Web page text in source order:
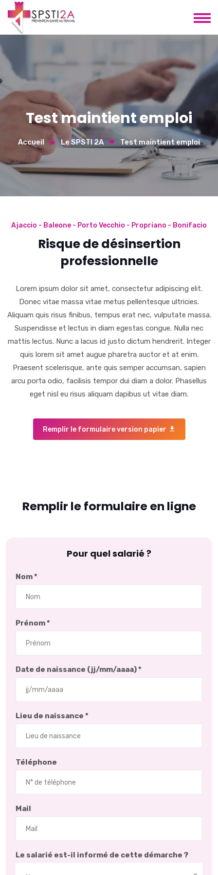
Test maintient emploi
Accueil Le SPSTI 2A Test maintient emploi
Ajaccio - Baleone - Porto Vecchio - Propriano - Bonifacio
Risque de désinsertion
professionnelle
Lorem ipsum dolor sit amet, consectetur adipiscing elit.
Donec vitae massa vitae metus pellentesque ultricies.
Aliquam quis risus finibus, tempus erat nec, vulputate massa.
Suspendisse et lectus in diam egestas congue. Nulla nec
mattis lectus. Nunc a lacus id justo dictum hendrerit. Integer
quis lorem sit amet augue pharetra auctor et at enim.
Praesent scelerisque, ante quis semper accumsan, sapien
arcu porta odio, facilisis tempor dui diam a dolor. Phasellus
eget nisl eu risus aliquam dapibus ut vitae diam.
Remplir le formulaire version papier
Remplir le formulaire en ligne
Pour quel salarié ?
Nom *
Prénom *
Date de naissance (jj/mm/aaaa) *
Lieu de naissance *
Téléphone
Mail
Le salarié est-il informé de cette démarche ?